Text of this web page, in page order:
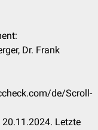
Dr. Frank
de/Scroll-
Letzte